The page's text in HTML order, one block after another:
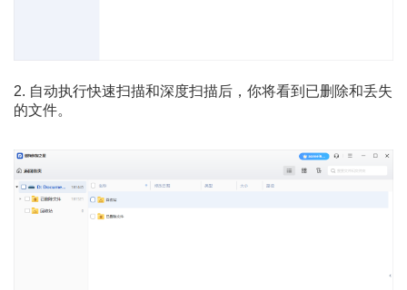
2. 自动执行快速扫描和深度扫描后，你将看到已删除和丢失
的文件。